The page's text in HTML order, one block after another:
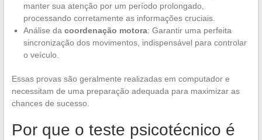
manter sua atenção por um período prolongado,
processando corretamente as informações cruciais.
Análise da coordenação motora: Garantir uma perfeita
sincronização dos movimentos, indispensável para controlar
o veículo.
Essas provas são geralmente realizadas em computador e
necessitam de uma preparação adequada para maximizar as
chances de sucesso.
Por que o teste psicotécnico é